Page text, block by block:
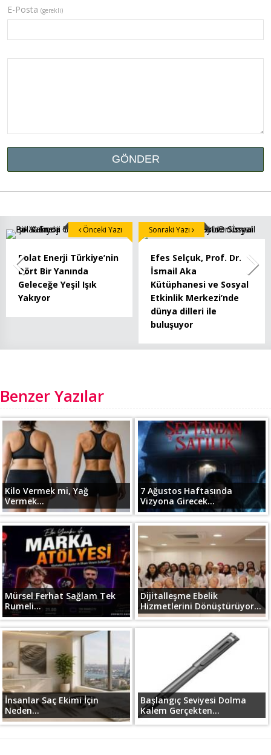
E-Posta (gerekli)
Polat Enerji Türkiye’nin
Dört Bir Yanında
Geleceğe Yeşil Işık
Yakıyor
Önceki Yazı
Efes Selçuk, Prof. Dr.
İsmail Aka
Kütüphanesi ve Sosyal
Etkinlik Merkezi’nde
dünya dilleri ile
buluşuyor
Sonraki Yazı
Benzer Yazılar
Kilo Vermek mi, Yağ
Vermek...
7 Ağustos Haftasında
Vizyona Girecek...
Mürsel Ferhat Sağlam Tek
Rumeli...
Dijitalleşme Ebelik
Hizmetlerini Dönüştürüyor...
İnsanlar Saç Ekimi İçin
Neden...
Başlangıç Seviyesi Dolma
Kalem Gerçekten...